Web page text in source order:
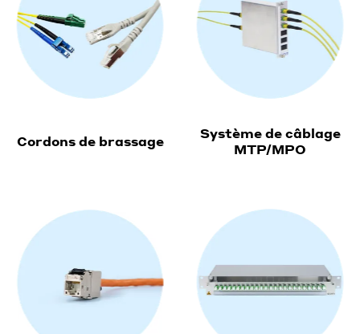
Cordons de brassage
Système de câblage
MTP/MPO